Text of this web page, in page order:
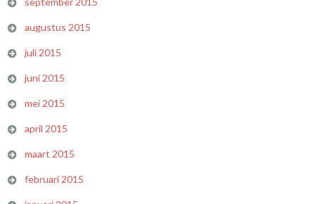
augustus 2015
juli 2015
juni 2015
mei 2015
april 2015
maart 2015
februari 2015